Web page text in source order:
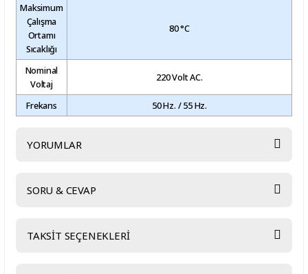
Maksimum
Çalışma
Ortamı
Sıcaklığı
80 °C
Nominal
Voltaj
220 Volt AC.
Frekans 50 Hz. / 55 Hz.
YORUMLAR
Begendik
SORU & CEVAP
TAKSİT SEÇENEKLERİ